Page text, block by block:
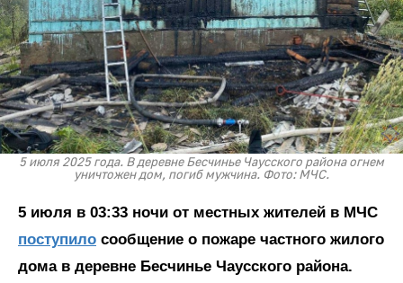
5 июля 2025 года. В деревне Бесчинье Чаусского района огнем
уничтожен дом, погиб мужчина. Фото: МЧС.
5 июля в 03:33 ночи от местных жителей в МЧС
поступило сообщение о пожаре частного жилого
дома в деревне Бесчинье Чаусского района.